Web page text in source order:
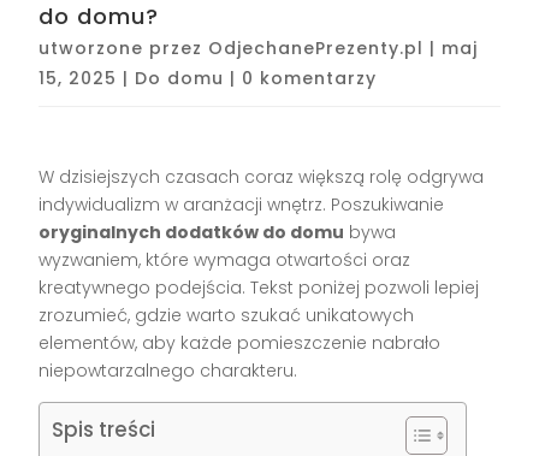
do domu?
utworzone przez OdjechanePrezenty.pl | maj
15, 2025 | Do domu | 0 komentarzy
W dzisiejszych czasach coraz większą rolę odgrywa
indywidualizm w aranżacji wnętrz. Poszukiwanie
oryginalnych dodatków do domu bywa
wyzwaniem, które wymaga otwartości oraz
kreatywnego podejścia. Tekst poniżej pozwoli lepiej
zrozumieć, gdzie warto szukać unikatowych
elementów, aby każde pomieszczenie nabrało
niepowtarzalnego charakteru.
Spis treści